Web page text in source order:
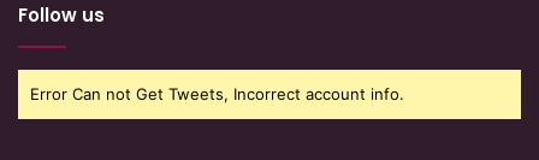
Follow us
Error Can not Get Tweets, Incorrect account info.